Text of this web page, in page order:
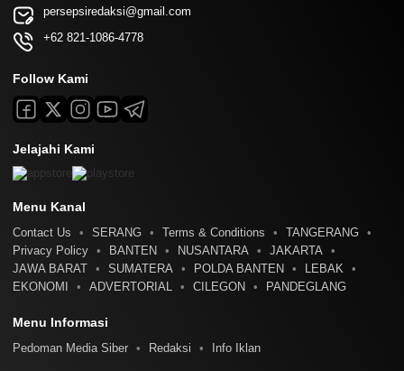
persepsiredaksi@gmail.com
+62 821-1086-4778
Follow Kami
Jelajahi Kami
Menu Kanal
Contact Us SERANG Terms & Conditions
TANGERANG
Privacy Policy
BANTEN NUSANTARA
JAKARTA
JAWA BARAT
SUMATERA POLDA BANTEN
LEBAK
EKONOMI
ADVERTORIAL CILEGON PANDEGLANG
Menu Informasi
Pedoman Media Siber Redaksi Info Iklan